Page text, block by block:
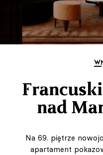
nad
Na 69. piętrze
apartament